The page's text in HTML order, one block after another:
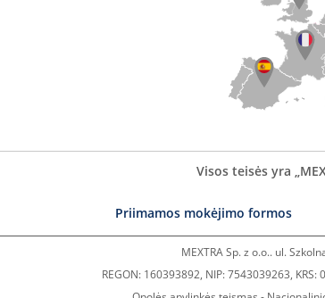
Visos teisės yra
Priimamos mokėjimo formos
MEXTRA Sp. z o.o.. ul.
REGON: 160393892, NIP: 7543039263,